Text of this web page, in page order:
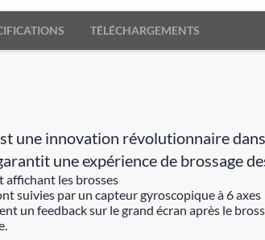
TÉLÉCHARGEMENTS
une innovation révolutionnaire
une expérience de brossage
affichant les brosses
suivies par un capteur gyroscopique à 6 axes
un feedback sur le grand écran après le